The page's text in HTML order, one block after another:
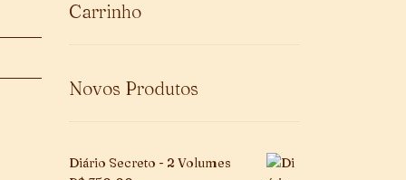
Carrinho
Novos Produtos
Diário Secreto - 2 Volumes